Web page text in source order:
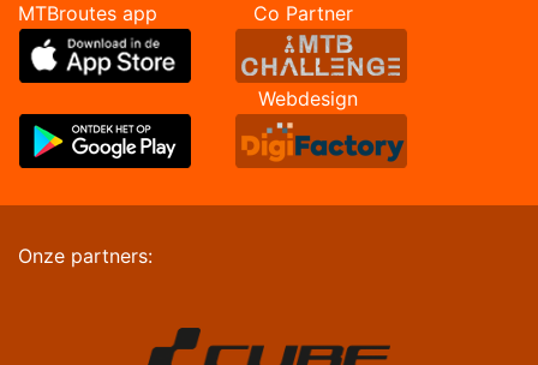
MTBroutes app Co Partner
Webdesign
Onze partners: